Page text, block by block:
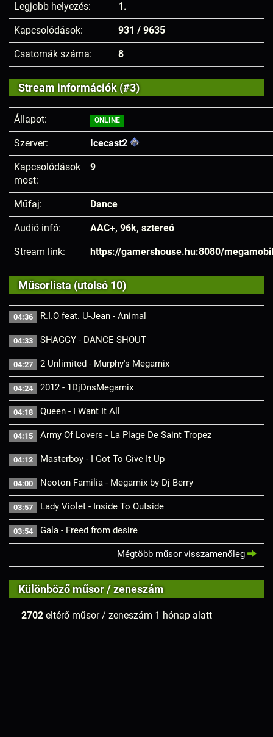
Legjobb helyezés: 1.
Kapcsolódások: 931 / 9635
Csatornák száma: 8
Stream információk (#3)
Állapot: ONLINE
Szerver: Icecast2
Kapcsolódások
most:
9
Műfaj: Dance
Audió infó: AAC+, 96k, sztereó
Stream link: https://gamershouse.hu:8080/megamobil
Műsorlista (utolsó 10)
04:36 R.I.O feat. U-Jean - Animal
04:33 SHAGGY - DANCE SHOUT
04:27 2 Unlimited - Murphy's Megamix
04:24 2012 - 1DjDnsMegamix
04:18 Queen - I Want It All
04:15 Army Of Lovers - La Plage De Saint Tropez
04:12 Masterboy - I Got To Give It Up
04:00 Neoton Familia - Megamix by Dj Berry
03:57 Lady Violet - Inside To Outside
03:54 Gala - Freed from desire
Mégtöbb műsor visszamenőleg
Különböző műsor / zeneszám
2702 eltérő műsor / zeneszám 1 hónap alatt